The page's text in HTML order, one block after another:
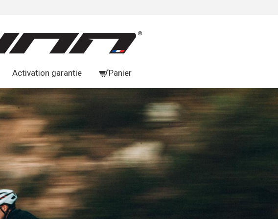
Activation garantie Panier